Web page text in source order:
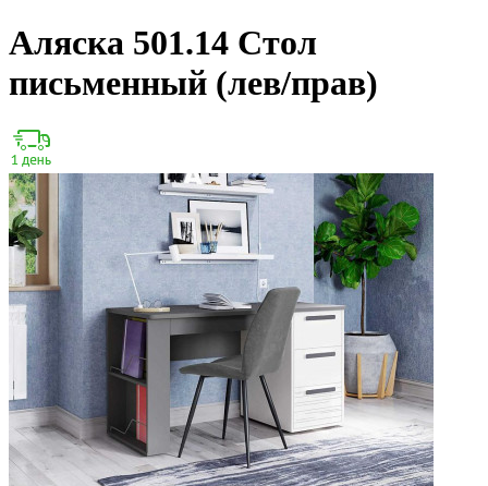
Аляска 501.14 Стол
письменный (лев/прав)